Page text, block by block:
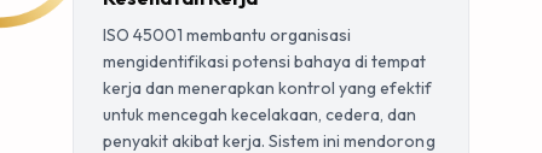
ISO 45001 membantu organisasi
mengidentifikasi potensi bahaya di tempat
kerja dan menerapkan kontrol yang efektif
untuk mencegah kecelakaan, cedera, dan
penyakit akibat kerja. Sistem ini mendorong